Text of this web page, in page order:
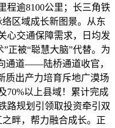
程逾8100公里；长三角铁
区域成长新图景。从东
心交通保障需求，日均发
正被“聪慧大脑”代替。为
通道——陆桥通道收官，
质出产力培育斥地广漠场
70%以上县域！累计完成
路规划引领取投资牵引双
畔，帮力融合成长。正